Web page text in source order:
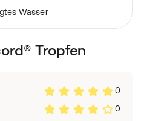
Wasser
Tropfen
0
0